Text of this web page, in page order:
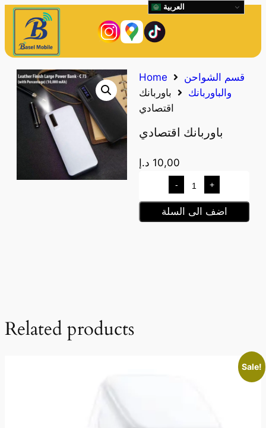
Home
قسم الشواحن
والباوربانك
باوربانك
اقتصادي
باوربانك اقتصادي
10,00 د.إ
- +
اضف الى السلة
Related products
Sale!
العربية